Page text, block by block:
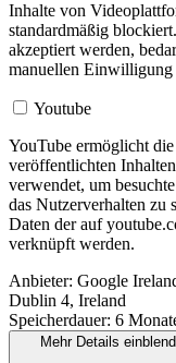
Inhalte von
standardmäßig
akzeptiert werden,
manuellen Einwilligung
Youtube
YouTube ermöglicht
veröffentlichten
verwendet, um
das Nutzerverhalten zu
Daten der auf
verknüpft werden.
Anbieter: Google
Dublin 4, Ireland
Speicherdauer: 6
Mehr Details